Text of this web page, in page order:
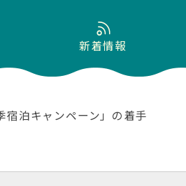
新着情報
宿泊キャンペーン」の着手